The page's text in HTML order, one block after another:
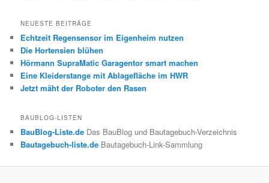
NEUESTE BEITRÄGE
Echtzeit Regensensor im Eigenheim nutzen
Die Hortensien blühen
Hörmann SupraMatic Garagentor smart machen
Eine Kleiderstange mit Ablagefläche im HWR
Jetzt mäht der Roboter den Rasen
BAUBLOG-LISTEN
BauBlog-Liste.de Das BauBlog und Bautagebuch-Verzeichnis
Bautagebuch-liste.de Bautagebuch-Link-Sammlung